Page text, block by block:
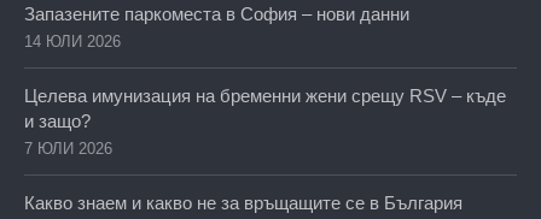
Запазените паркоместа в София – нови данни
14 ЮЛИ 2026
Целева имунизация на бременни жени срещу RSV – къде
и защо?
7 ЮЛИ 2026
Какво знаем и какво не за връщащите се в България